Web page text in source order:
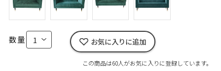
数量 お気に入りに追加
この商品は60人がお気に入りに登録しています。